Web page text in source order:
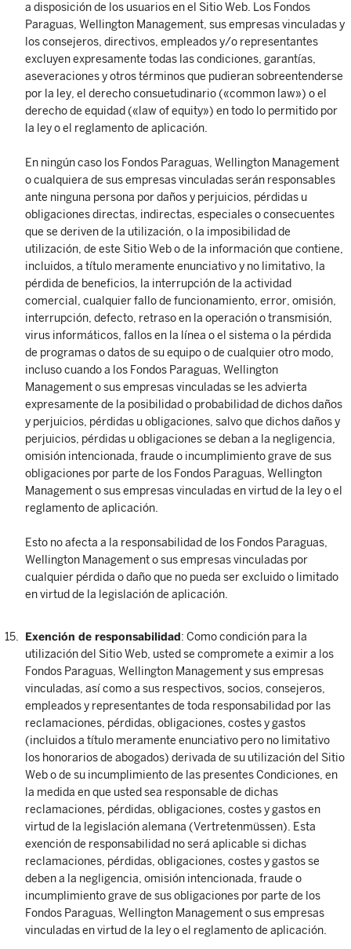
a disposición de los usuarios en el Sitio Web. Los Fondos
Paraguas, Wellington Management, sus empresas vinculadas y
los consejeros, directivos, empleados y/o representantes
excluyen expresamente todas las condiciones, garantías,
aseveraciones y otros términos que pudieran sobreentenderse
por la ley, el derecho consuetudinario («common law») o el
derecho de equidad («law of equity») en todo lo permitido por
la ley o el reglamento de aplicación.
En ningún caso los Fondos Paraguas, Wellington Management
o cualquiera de sus empresas vinculadas serán responsables
ante ninguna persona por daños y perjuicios, pérdidas u
obligaciones directas, indirectas, especiales o consecuentes
que se deriven de la utilización, o la imposibilidad de
utilización, de este Sitio Web o de la información que contiene,
incluidos, a título meramente enunciativo y no limitativo, la
pérdida de beneficios, la interrupción de la actividad
comercial, cualquier fallo de funcionamiento, error, omisión,
interrupción, defecto, retraso en la operación o transmisión,
virus informáticos, fallos en la línea o el sistema o la pérdida
de programas o datos de su equipo o de cualquier otro modo,
incluso cuando a los Fondos Paraguas, Wellington
Management o sus empresas vinculadas se les advierta
expresamente de la posibilidad o probabilidad de dichos daños
y perjuicios, pérdidas u obligaciones, salvo que dichos daños y
perjuicios, pérdidas u obligaciones se deban a la negligencia,
omisión intencionada, fraude o incumplimiento grave de sus
obligaciones por parte de los Fondos Paraguas, Wellington
Management o sus empresas vinculadas en virtud de la ley o el
reglamento de aplicación.
Esto no afecta a la responsabilidad de los Fondos Paraguas,
Wellington Management o sus empresas vinculadas por
cualquier pérdida o daño que no pueda ser excluido o limitado
en virtud de la legislación de aplicación.
Exención de responsabilidad: Como condición para la
utilización del Sitio Web, usted se compromete a eximir a los
Fondos Paraguas, Wellington Management y sus empresas
vinculadas, así como a sus respectivos, socios, consejeros,
empleados y representantes de toda responsabilidad por las
reclamaciones, pérdidas, obligaciones, costes y gastos
(incluidos a título meramente enunciativo pero no limitativo
los honorarios de abogados) derivada de su utilización del Sitio
Web o de su incumplimiento de las presentes Condiciones, en
la medida en que usted sea responsable de dichas
reclamaciones, pérdidas, obligaciones, costes y gastos en
virtud de la legislación alemana (Vertretenmüssen). Esta
exención de responsabilidad no será aplicable si dichas
reclamaciones, pérdidas, obligaciones, costes y gastos se
deben a la negligencia, omisión intencionada, fraude o
incumplimiento grave de sus obligaciones por parte de los
Fondos Paraguas, Wellington Management o sus empresas
vinculadas en virtud de la ley o el reglamento de aplicación.